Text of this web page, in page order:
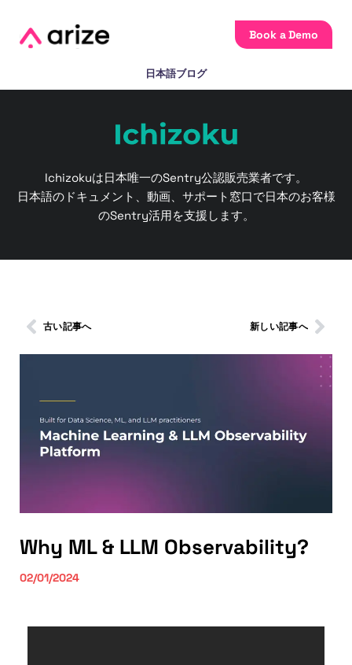
Book a Demo
日本語ブログ
Ichizokuは日本唯一のSentry公認販売業者です。
日本語のドキュメント、動画、サポート窓口で日本のお客様
のSentry活用を支援します。
古い記事へ 新しい記事へ
Why ML & LLM Observability?
02/01/2024